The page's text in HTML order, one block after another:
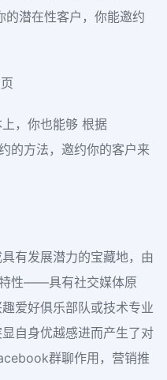
的潜在性客户，你能邀约
，你也能够 根据
的方法，邀约你的客户来
有发展潜力的宝藏地，由
性——具有社交媒体原
爱好俱乐部队或技术专业
自身优越感进而产生了对
群聊作用，营销推